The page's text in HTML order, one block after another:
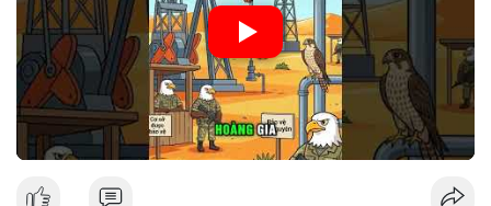
🎥 Xem video trực tiếp tại:
Nguồn: Cú Thông Thái